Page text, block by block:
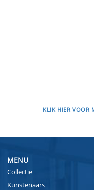
KLIK HIER VOOR
MENU
Collectie
Kunstenaars